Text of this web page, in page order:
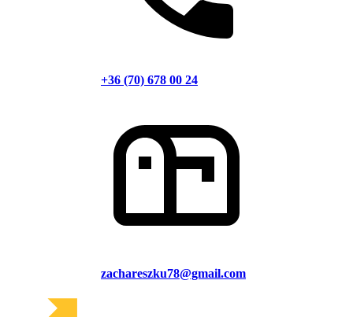
+36 (70) 678 00 24
zachareszku78@gmail.com